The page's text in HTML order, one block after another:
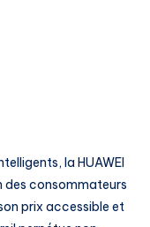
la HUAWEI
des consommateurs
prix accessible et